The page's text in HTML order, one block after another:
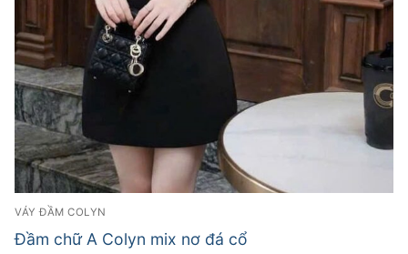
VÁY ĐẦM COLYN
Đầm chữ A Colyn mix nơ đá cổ